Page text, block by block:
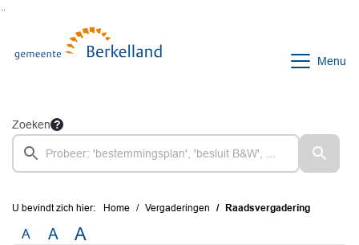
Menu
Zoeken
U bevindt zich hier: Home Vergaderingen Raadsvergadering
A A A